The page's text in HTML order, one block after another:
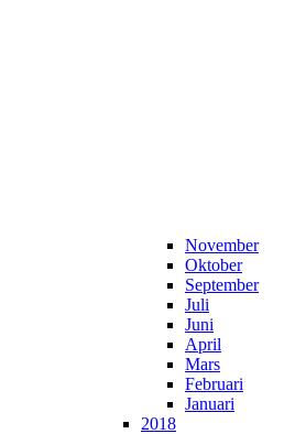
November
Oktober
September
Juli
Juni
April
Mars
Februari
Januari
2018